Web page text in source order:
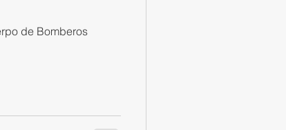
de Bomberos